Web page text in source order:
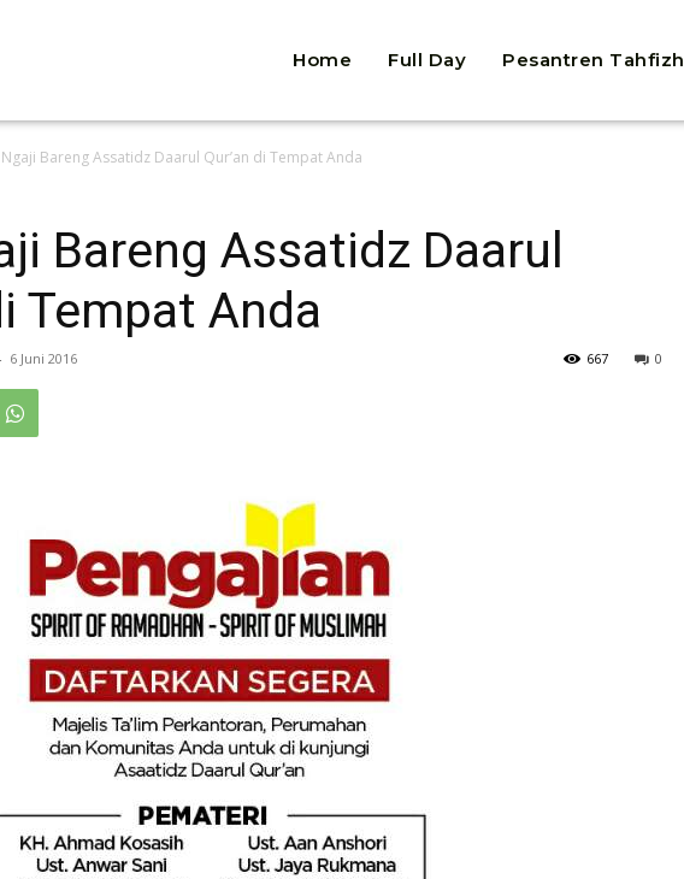
Home Full Day Pesantren Tahfizh
Ngaji Bareng Assatidz Daarul Qur’an di Tempat Anda
Bareng Assatidz Daarul
Tempat Anda
6 Juni 2016 0
667